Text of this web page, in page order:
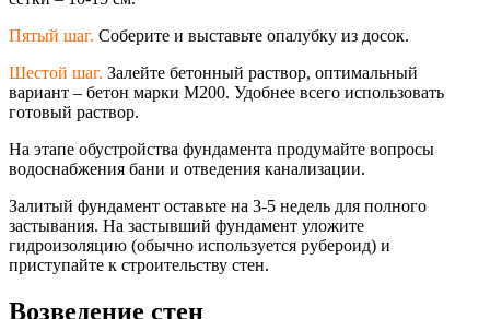
Пятый шаг. Соберите и выставьте опалубку из досок.
Шестой шаг. Залейте бетонный раствор, оптимальный
вариант – бетон марки М200. Удобнее всего использовать
готовый раствор.
На этапе обустройства фундамента продумайте вопросы
водоснабжения бани и отведения канализации.
Залитый фундамент оставьте на 3-5 недель для полного
застывания. На застывший фундамент уложите
гидроизоляцию (обычно используется рубероид) и
приступайте к строительству стен.
Возведение стен